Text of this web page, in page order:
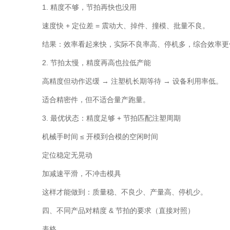
1. 精度不够，节拍再快也没用
速度快 + 定位差 = 震动大、掉件、撞模、批量不良。
结果：效率看起来快，实际不良率高、停机多，综合效率
2. 节拍太慢，精度再高也拉低产能
高精度但动作迟缓 → 注塑机长期等待 → 设备利用率低。
适合精密件，但不适合量产跑量。
3. 最优状态：精度足够 + 节拍匹配注塑周期
机械手时间 ≤ 开模到合模的空闲时间
定位稳定无晃动
加减速平滑，不冲击模具
这样才能做到：质量稳、不良少、产量高、停机少。
四、不同产品对精度 & 节拍的要求（直接对照）